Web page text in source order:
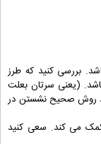
بررسی کنید که طرز
(یعنی سرتان بعلت
روش صحیح نشستن در
می کند. سعی کنید